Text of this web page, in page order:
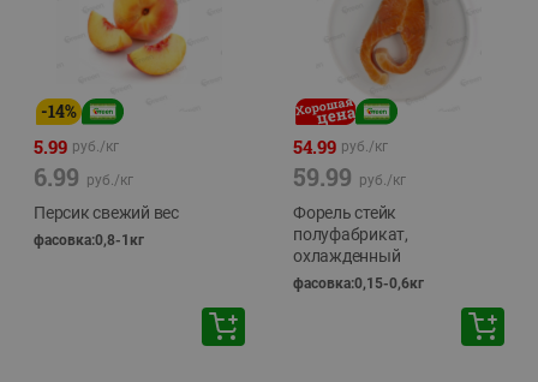
-14%
5.99 руб./кг
6.99 руб./кг
Персик свежий вес
фасовка:0,8-1кг
54.99 руб./кг
59.99 руб./кг
Форель стейк
полуфабрикат,
охлажденный
фасовка:0,15-0,6кг